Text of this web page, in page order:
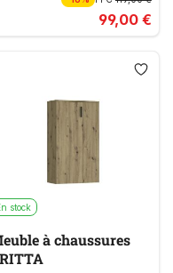
99,00 €
stock
à chaussures